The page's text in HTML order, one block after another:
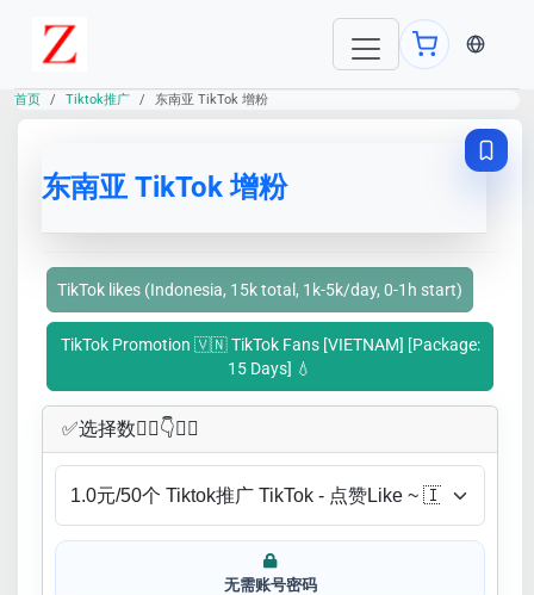
当前语
首页 Tiktok推广 东南亚 TikTok 增粉
东南亚 TikTok 增粉
TikTok likes (Indonesia, 15k total, 1k-5k/day, 0-1h start)
TikTok Promotion 🇻🇳 TikTok Fans [VIETNAM] [Package:
15 Days] 💧
✅​选择数👇🏻​​👇👇🏻​​
无需账号密码